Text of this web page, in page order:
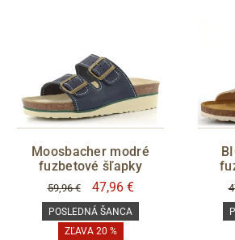
Moosbacher modré
fuzbetové šľapky
59,96 € 47,96 €
POSLEDNÁ ŠANCA
ZĽAVA 20 %